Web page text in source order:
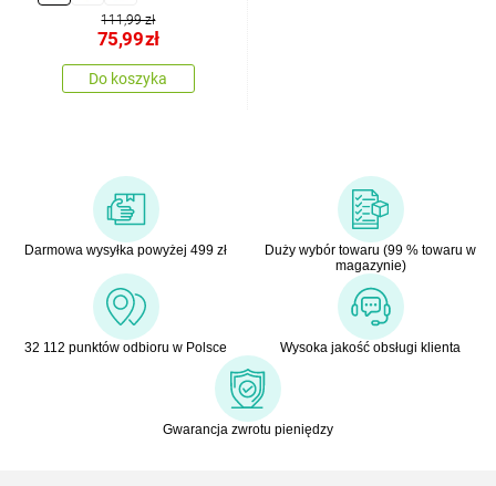
111,99 zł
75,99zł
Do koszyka
Darmowa wysyłka powyżej 499 zł
Duży wybór towaru (99 % towaru w
magazynie)
32 112 punktów odbioru w Polsce Wysoka jakość obsługi klienta
Gwarancja zwrotu pieniędzy